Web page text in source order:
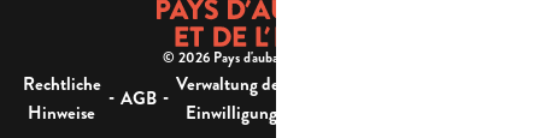
© 2026 Pays d'aubagne et de l'étoile -
Rechtliche
Hinweise
- AGB - Verwaltung der
Einwilligung